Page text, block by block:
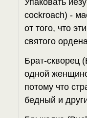
cockroach) -
от того, что
святого
Брат-скворец
одной
потому что
бедный и